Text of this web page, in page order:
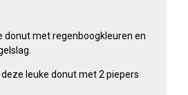
donut met regenboogkleuren en
leuke donut met 2 piepers